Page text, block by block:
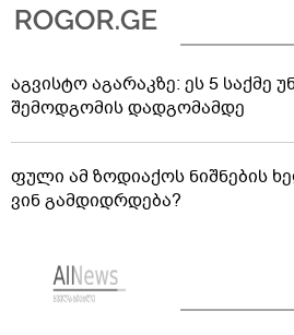
აგვისტო აგარაკზე: ეს 5 საქმე
შემოდგომის დადგომამდე
ფული ამ ზოდიაქოს ნიშნების
ვინ გამდიდრდება?